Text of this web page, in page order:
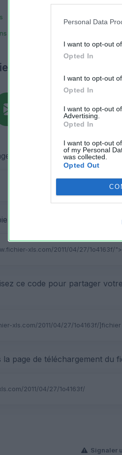
Personal Data
I want to opt-out
Opted In
I want to opt-out
Opted In
I want to opt-out
Advertising.
Opted In
I want to opt-out
of my Personal
was collected.
Opted Out
de téléchargement du fichier:
ce code pour partager
ce code pour partager
page de téléchargement du
Signaler